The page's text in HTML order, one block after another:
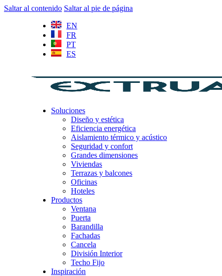
Saltar al contenido Saltar al pie de página
EN
FR
PT
ES
Soluciones
Diseño y estética
Eficiencia energética
Aislamiento térmico y acústico
Seguridad y confort
Grandes dimensiones
Viviendas
Terrazas y balcones
Oficinas
Hoteles
Productos
Ventana
Puerta
Barandilla
Fachadas
Cancela
División Interior
Techo Fijo
Inspiración